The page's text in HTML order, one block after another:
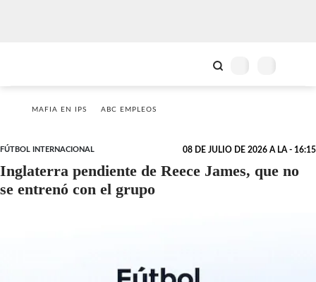
MAFIA EN IPS ABC EMPLEOS
FÚTBOL INTERNACIONAL 08 DE JULIO DE 2026 A LA - 16:15
Inglaterra pendiente de Reece James, que no
se entrenó con el grupo